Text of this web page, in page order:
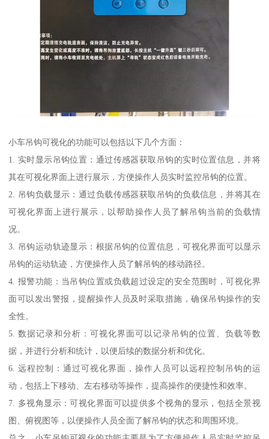
小车吊钩可视化的功能可以包括以下几个方面：
1. 实时显示吊钩位置：通过传感器获取吊钩的实时位置信息，并将
其在可视化界面上进行展示，方便操作人员实时监控吊钩的位置。
2. 吊钩负载显示：通过负载传感器获取吊钩的负载信息，并将其在
可视化界面上进行展示，以帮助操作人员了解吊钩当前的负载情
况。
3. 吊钩运动轨迹显示：根据吊钩的位置信息，可视化界面可以显示
吊钩的运动轨迹，方便操作人员了解吊钩的移动路径。
4. 报警功能：当吊钩位置或负载超过设定的安全范围时，可视化界
面可以发出警报，提醒操作人员及时采取措施，确保吊钩操作的安
全性。
5. 数据记录和分析：可视化界面可以记录吊钩的位置、负载等数
据，并进行分析和统计，以便后续的数据分析和优化。
6. 远程控制：通过可视化界面，操作人员可以远程控制吊钩的运
动，包括上下移动、左右移动等操作，提高操作的便捷性和效率。
7. 多视角显示：可视化界面可以提供多个视角的显示，包括全景视
图、俯视图等，以便操作人员全面了解吊钩的状态和周围环境。